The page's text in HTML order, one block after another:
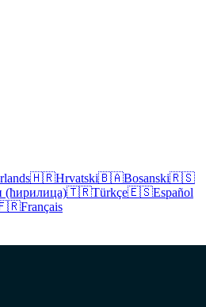
🇭🇷Hrvatski🇧🇦Bosanski🇷🇸
(ћирилица)🇹🇷Türkçe🇪🇸Español
Français